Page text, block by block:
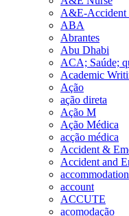
A&E-Accident
ABA
Abrantes
Abu Dhabi
ACA; Saúde;
Academic
Ação
ação direta
Ação M
Ação Médica
acção médica
Accident &
Accident and
accommodation
account
ACCUTE
acomodação